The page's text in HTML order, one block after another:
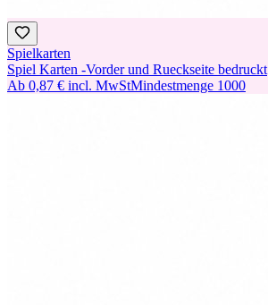
Spielkarten
Spiel Karten -Vorder und Rueckseite bedruckt
Ab 0,87 € incl. MwStMindestmenge 1000